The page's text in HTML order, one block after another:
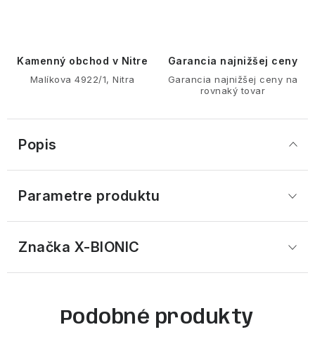
Kamenný obchod v Nitre
Malíkova 4922/1, Nitra
Garancia najnižšej ceny
Garancia najnižšej ceny na
rovnaký tovar
Popis
Parametre produktu
Značka X-BIONIC
Podobné produkty